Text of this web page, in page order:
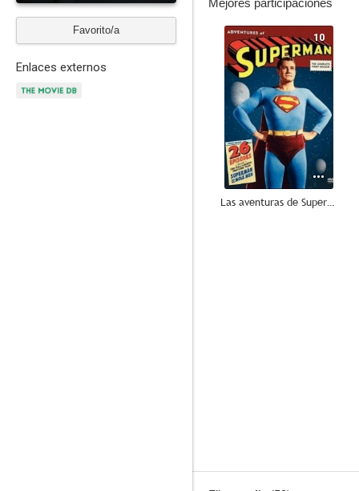
Favorito/a
Enlaces externos
Mejores participaciones
10
Las aventuras de Superman